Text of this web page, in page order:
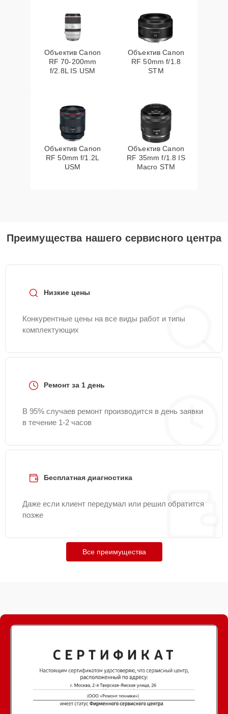
Объектив Canon
RF 70‑200mm
f/2.8L IS USM
Объектив Canon
RF 50mm f/1.8
STM
Объектив Canon
RF 50mm f/1.2L
USM
Объектив Canon
RF 35mm f/1.8 IS
Macro STM
Преимущества нашего сервисного центра
Низкие цены
Конкурентные цены на все виды работ и типы
комплектующих
Ремонт за 1 день
В 95% случаев ремонт производится в день заявки
в течение 1-2 часов
Бесплатная диагностика
Даже если клиент передумал или решил обратится
позже
Все преимущества